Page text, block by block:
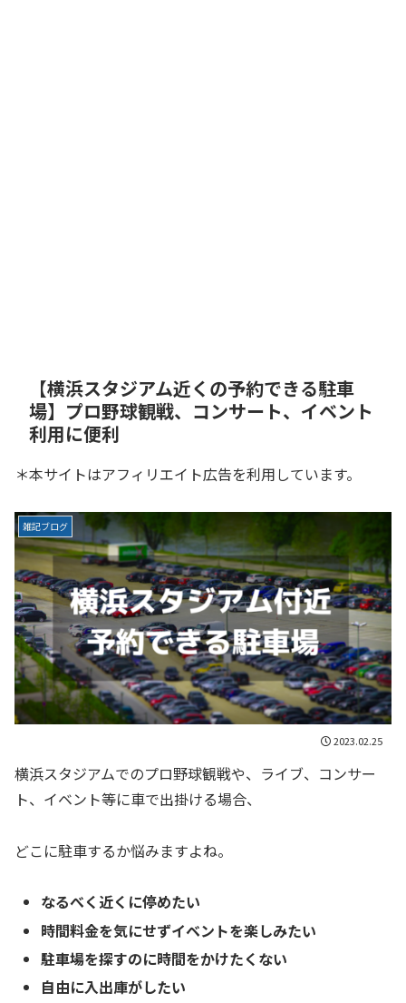
【横浜スタジアム近くの予約できる駐車
場】プロ野球観戦、コンサート、イベント
利用に便利
＊本サイトはアフィリエイト広告を利用しています。
雑記ブログ
2023.02.25
横浜スタジアムでのプロ野球観戦や、ライブ、コンサー
ト、イベント等に車で出掛ける場合、
どこに駐車するか悩みますよね。
なるべく近くに停めたい
時間料金を気にせずイベントを楽しみたい
駐車場を探すのに時間をかけたくない
自由に入出庫がしたい